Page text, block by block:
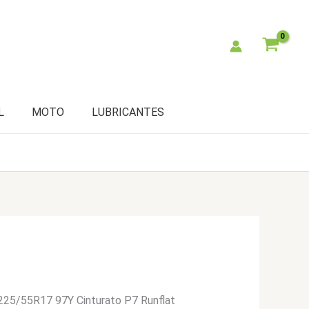
MOTO LUBRICANTES
55R17 97Y Cinturato P7 Runflat